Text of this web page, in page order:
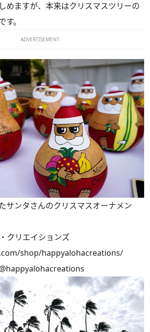
めますが、本来はクリスマスツリーの
。
ADVERTISEMENT
サンタさんのクリスマスオーナメン
クリエイションズ
shop/happyalohacreations/
@happyalohacreations